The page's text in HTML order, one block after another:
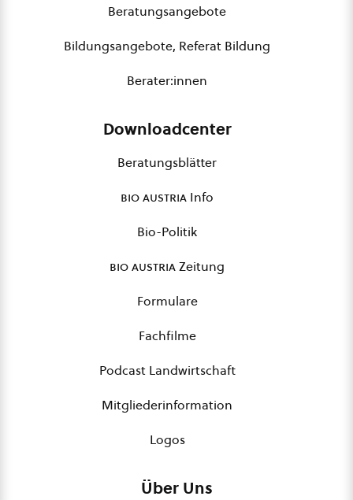
Beratungsangebote
Bildungsangebote, Referat Bildung
Berater:innen
Downloadcenter
Beratungsblätter
bio austria Info
Bio-Politik
bio austriaZeitung
Formulare
Fachfilme
Podcast Landwirtschaft
Mitgliederinformation
Logos
Über Uns